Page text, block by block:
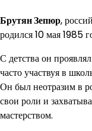
Брутян Зепюр,
родился 10 мая 1985
С детства он
часто участвуя в
Он был неотразим в
свои роли и
мастерством.